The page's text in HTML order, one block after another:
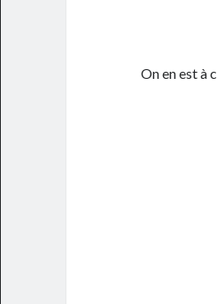
On en est à